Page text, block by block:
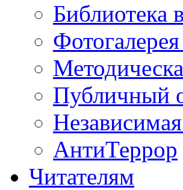
Публичный
АнтиТеррор
Читателям